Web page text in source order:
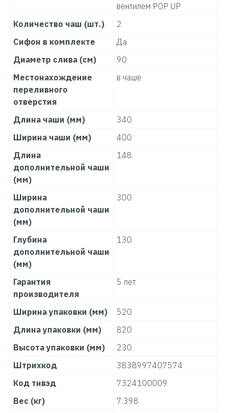
вентилем POP UP
Количество чаш (шт.)
2
Сифон в комплекте
Да
Диаметр слива (см)
90
Местонахождение
переливного
отверстия
в чаше
Длина чаши (мм)
340
Ширина чаши (мм)
400
Длина
дополнительной чаши
(мм)
148
Ширина
дополнительной чаши
(мм)
300
Глубина
дополнительной чаши
(мм)
130
Гарантия
производителя
5 лет
Ширина упаковки (мм)
520
Длина упаковки (мм)
820
Высота упаковки (мм)
230
Штрихкод
3838997407574
Код тнвэд
7324100009
Вес (кг)
7.398